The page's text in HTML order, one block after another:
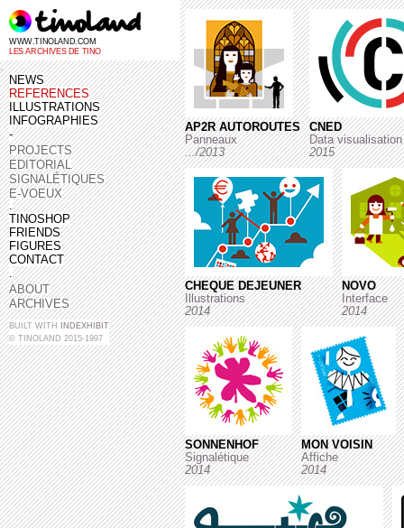
WWW.TINOLAND.COM
LES ARCHIVES DE TINO
.
NEWS
REFERENCES
ILLUSTRATIONS
INFOGRAPHIES
-
PROJECTS
EDITORIAL
SIGNALÉTIQUES
E-VOEUX
.
TINOSHOP
FRIENDS
FIGURES
CONTACT
.
ABOUT
ARCHIVES
BUILT WITH
INDEXHIBIT
© TINOLAND 2015-1997
AP2R AUTOROUTES
Panneaux
.../2013
CNED
Data visualisation
2015
CHEQUE DEJEUNER
Illustrations
2014
NOVO
Interface
2014
SONNENHOF
Signalétique
2014
MON VOISIN
Affiche
2014